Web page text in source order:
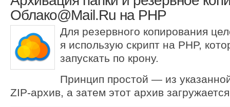
Облако@Mail.Ru на PHP
Для резервного копирования
я использую скрипт на PHP,
запускать по крону.
Принцип простой — из
ZIP-архив, а затем этот архив